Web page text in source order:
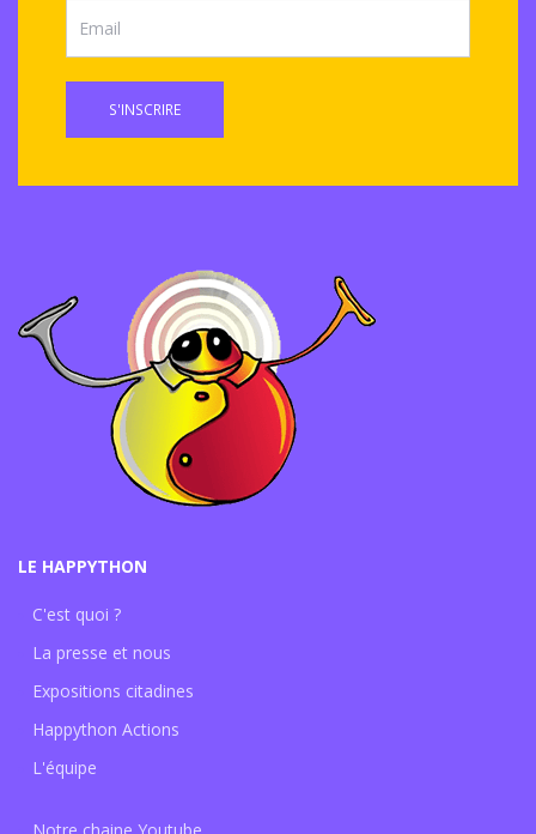
S'INSCRIRE
LE HAPPYTHON
C'est quoi ?
La presse et nous
Expositions citadines
Happython Actions
L'équipe